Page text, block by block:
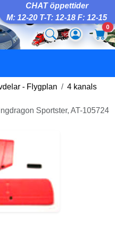
CHAT öppettider
M: 12-20 T-T: 12-18 F: 12-15
0
- Flygplan
4 kanals
Sportster, AT-105724